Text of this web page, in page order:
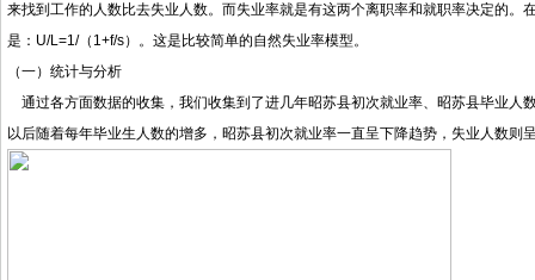
来找到工作的人数比去失业人数。而失业率就是有这两个离职率和就职率决定的
是：U/L=1/（1+f/s）。这是比较简单的自然失业率模型。
（一）统计与分析
通过各方面数据的收集，我们收集到了进几年昭苏县初次就业率、昭苏县毕业人
以后随着每年毕业生人数的增多，昭苏县初次就业率一直呈下降趋势，失业人数则